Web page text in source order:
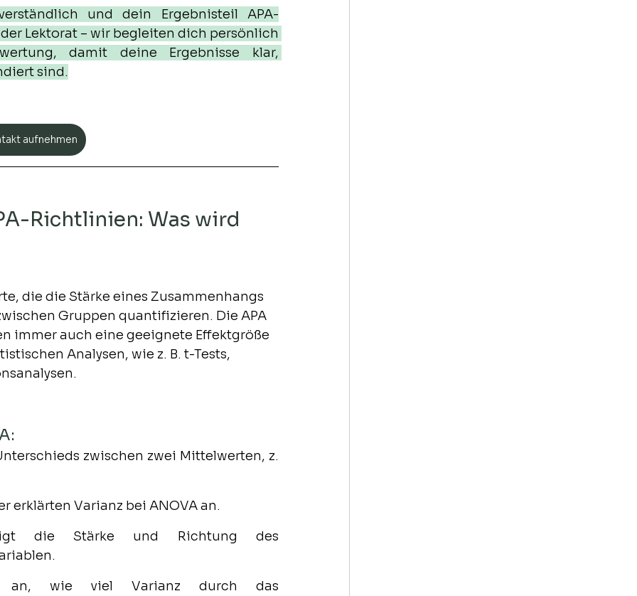
und dein Ergebnisteil APA-
Lektorat – wir begleiten dich persönlich
damit deine Ergebnisse klar,
sind.
aufnehmen
Richtlinien: Was wird
die die Stärke eines Zusammenhangs
Gruppen quantifizieren. Die APA
immer auch eine geeignete Effektgröße
Analysen, wie z. B. t-Tests,
zwischen zwei Mittelwerten, z.
erklärten Varianz bei ANOVA an.
die Stärke und Richtung des
wie viel Varianz durch das